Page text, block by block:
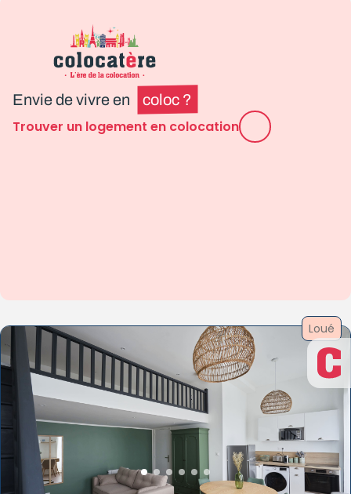
Envie de vivre en coloc ?
Trouver un logement en colocation
Loué